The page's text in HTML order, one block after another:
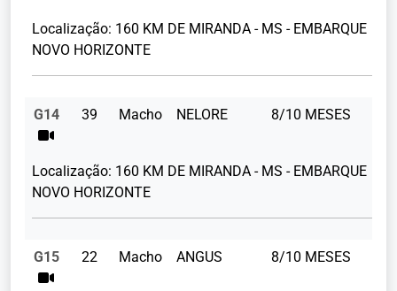
Localização: 160 KM DE MIRANDA - MS - EMBARQUE
NOVO HORIZONTE
G14 39 Macho NELORE 8/10 MESES
Localização: 160 KM DE MIRANDA - MS - EMBARQUE
NOVO HORIZONTE
G15 22 Macho ANGUS 8/10 MESES